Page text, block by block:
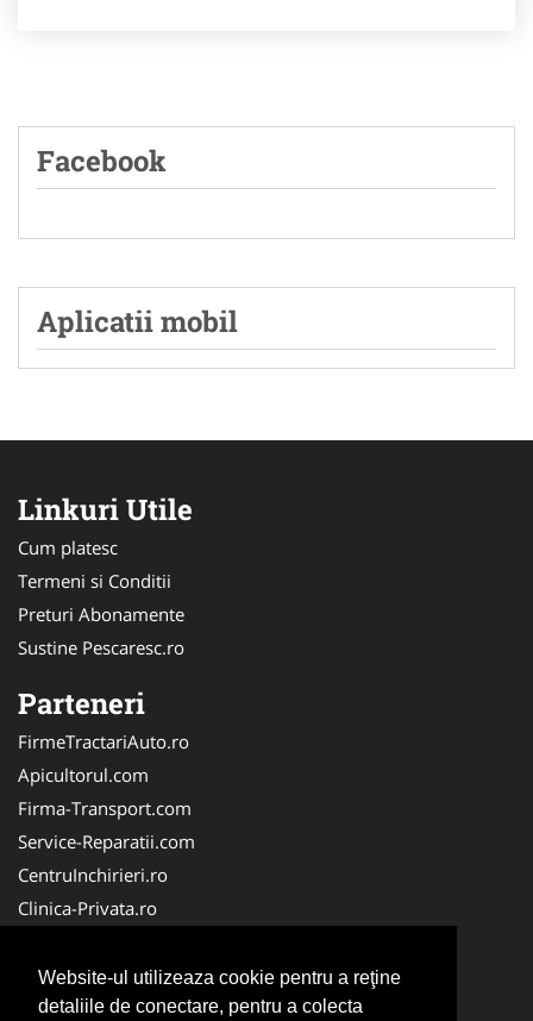
Website-ul utilizeaza cookie pentru a reţine
detaliile de conectare, pentru a colecta
Facebook
Aplicatii mobil
Linkuri Utile
Cum platesc
Termeni si Conditii
Preturi Abonamente
Sustine Pescaresc.ro
Parteneri
FirmeTractariAuto.ro
Apicultorul.com
Firma-Transport.com
Service-Reparatii.com
CentruInchirieri.ro
Clinica-Privata.ro
Servicii-DDD.com
Birouri-Cadastru.ro